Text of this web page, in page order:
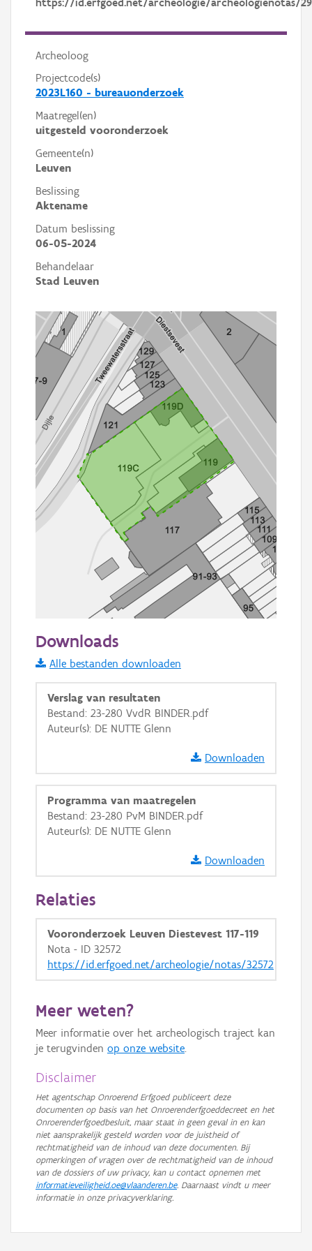
Archeoloog
Projectcode(s)
2023L160 - bureauonderzoek
Maatregel(en)
uitgesteld vooronderzoek
Gemeente(n)
Leuven
Beslissing
Aktename
Datum beslissing
06-05-2024
Behandelaar
Stad Leuven
Informatie Vlaanderen
i
+ −
Basis Lagen
GRB-Basiskaart in grijswaarden
Downloads
Alle bestanden downloaden
Verslag van resultaten
Bestand: 23-280 VvdR BINDER.pdf
Auteur(s): DE NUTTE Glenn
Downloaden
Programma van maatregelen
Bestand: 23-280 PvM BINDER.pdf
Auteur(s): DE NUTTE Glenn
Downloaden
Relaties
Vooronderzoek Leuven Diestevest 117-119
Nota - ID 32572
https://id.erfgoed.net/archeologie/notas/32572
Meer weten?
Meer informatie over het archeologisch traject kan
je terugvinden op onze website.
Disclaimer
Het agentschap Onroerend Erfgoed publiceert deze
documenten op basis van het Onroerenderfgoeddecreet en het
Onroerenderfgoedbesluit, maar staat in geen geval in en kan
niet aansprakelijk gesteld worden voor de juistheid of
rechtmatigheid van de inhoud van deze documenten. Bij
opmerkingen of vragen over de rechtmatigheid van de inhoud
van de dossiers of uw privacy, kan u contact opnemen met
informatieveiligheid.oe@vlaanderen.be. Daarnaast vindt u meer
informatie in onze privacyverklaring.